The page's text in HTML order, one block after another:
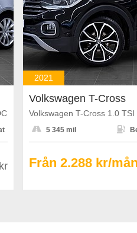
2021
Volkswagen T-Cross
 5 345 mil 
Från 2.288 kr/mån